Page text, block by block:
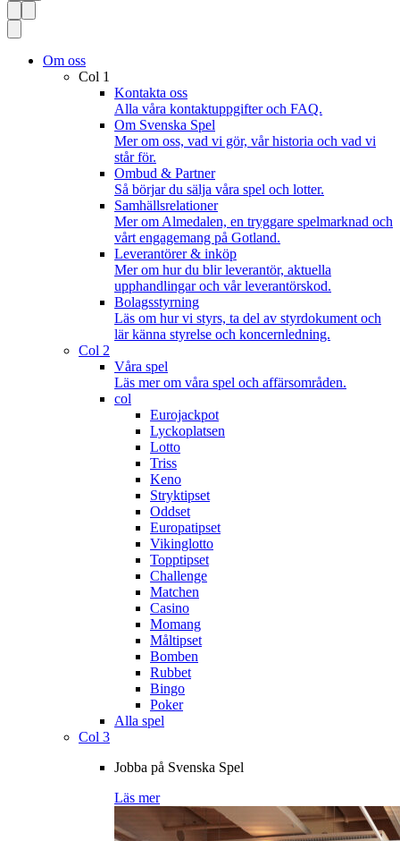
Om oss
Col 1
Kontakta oss
Alla våra kontaktuppgifter och FAQ.
Om Svenska Spel
Mer om oss, vad vi gör, vår historia och vad vi
står för.
Ombud & Partner
Så börjar du sälja våra spel och lotter.
Samhällsrelationer
Mer om Almedalen, en tryggare spelmarknad och
vårt engagemang på Gotland.
Leverantörer & inköp
Mer om hur du blir leverantör, aktuella
upphandlingar och vår leverantörskod.
Bolagsstyrning
Läs om hur vi styrs, ta del av styrdokument och
lär känna styrelse och koncernledning.
Col 2
Våra spel
Läs mer om våra spel och affärsområden.
col
Eurojackpot
Lyckoplatsen
Lotto
Triss
Keno
Stryktipset
Oddset
Europatipset
Vikinglotto
Topptipset
Challenge
Matchen
Casino
Momang
Måltipset
Bomben
Rubbet
Bingo
Poker
Alla spel
Col 3
Jobba på Svenska Spel
Läs mer